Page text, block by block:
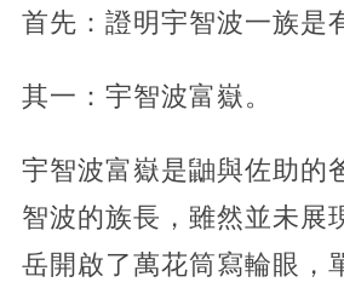
首先：證明宇智波一族是
其一：宇智波富嶽。
宇智波富嶽是鼬與佐助的
智波的族長，雖然並未展
岳開啟了萬花筒寫輪眼，